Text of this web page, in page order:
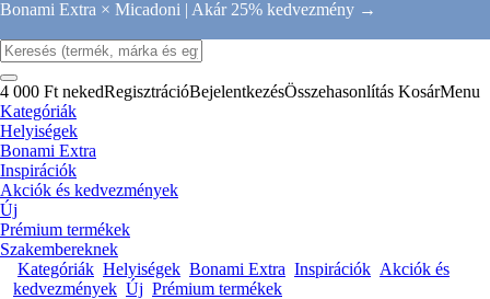
Bonami Extra × Micadoni | Akár 25% kedvezmény →
4 000 Ft nekedRegisztrációBejelentkezésÖsszehasonlítás KosárMenu
Kategóriák
Helyiségek
Bonami Extra
Inspirációk
Akciók és kedvezmények
Új
Prémium termékek
Szakembereknek
Kategóriák Helyiségek Bonami Extra Inspirációk Akciók és
kedvezmények Új Prémium termékek